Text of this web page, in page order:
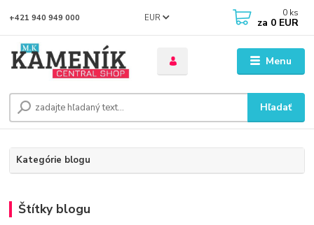
Menu
EUR
Hľadať
+421 940 949 000 0 ks
za 0 EUR
Kategórie blogu
Štítky blogu